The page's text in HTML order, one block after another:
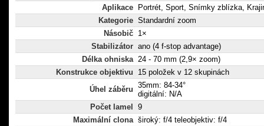
Aplikace
Portrét, Sport, Snímky zblízka,
Kategorie Standardní zoom
Násobič 1×
Stabilizátor ano (4 f-stop advantage)
Délka ohniska 24 - 70 mm (2,9× zoom)
Konstrukce objektivu
15 položek v 12 skupinách
Úhel záběru 35mm: 84-34°
digitální: N/A
Počet lamel
9
Maximální clona široký: f/4 teleobjektiv: f/4